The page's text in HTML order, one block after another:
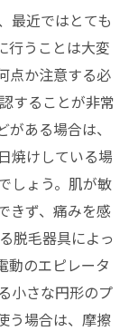
最近ではとても
行うことは大変
点か注意する必
することが非常
ある場合は、
焼けしている場
しょう。肌が敏
きず、痛みを感
脱毛器具によっ
動のエピレータ
小さな円形のプ
う場合は、摩擦